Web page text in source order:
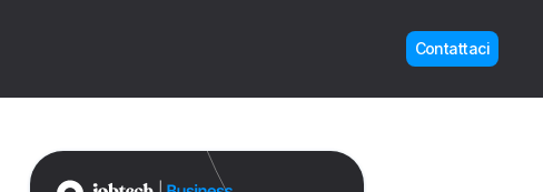
Contattaci